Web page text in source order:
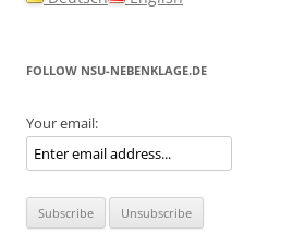
FOLLOW NSU-NEBENKLAGE.DE
Your email: